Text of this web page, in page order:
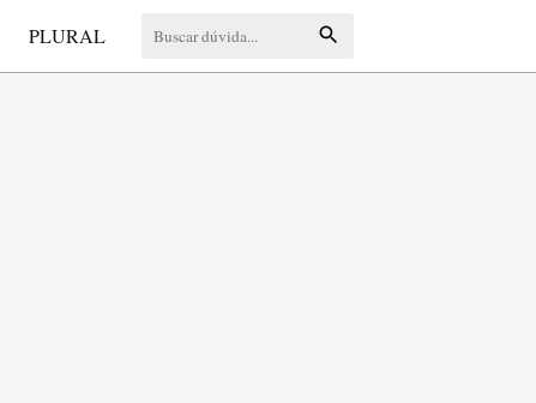
PLURAL